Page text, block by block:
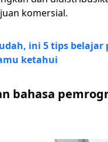
komersial.
ini 5 tips belajar
ketahui
bahasa